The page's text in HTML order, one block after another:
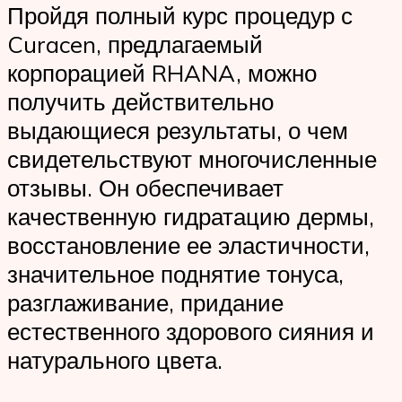
Пройдя полный курс процедур с
Curacen, предлагаемый
корпорацией RHANA, можно
получить действительно
выдающиеся результаты, о чем
свидетельствуют многочисленные
отзывы. Он обеспечивает
качественную гидратацию дермы,
восстановление ее эластичности,
значительное поднятие тонуса,
разглаживание, придание
естественного здорового сияния и
натурального цвета.